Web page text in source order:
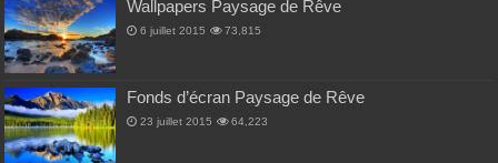
Wallpapers Paysage de Rêve
6 juillet 2015 73,815
Fonds d’écran Paysage de Rêve
23 juillet 2015 64,223